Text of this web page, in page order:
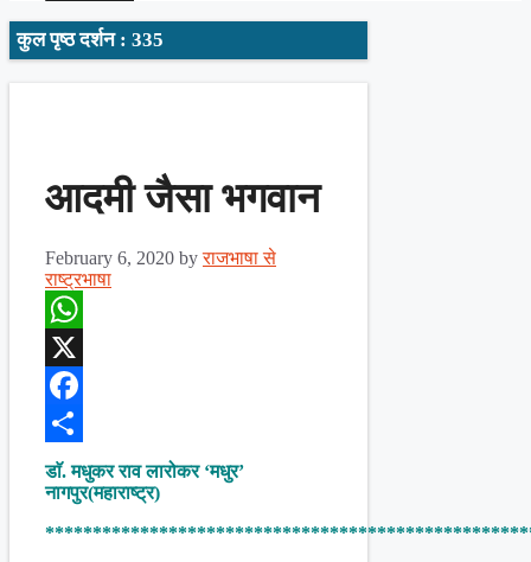
कुल पृष्ठ दर्शन : 335
आदमी जैसा भगवान
February 6, 2020 byराजभाषा से
राष्ट्रभाषा
WhatsApp
X
Facebook
Share
डाॅ. मधुकर राव लारोकर ‘मधुर’
नागपुर(महाराष्ट्र)